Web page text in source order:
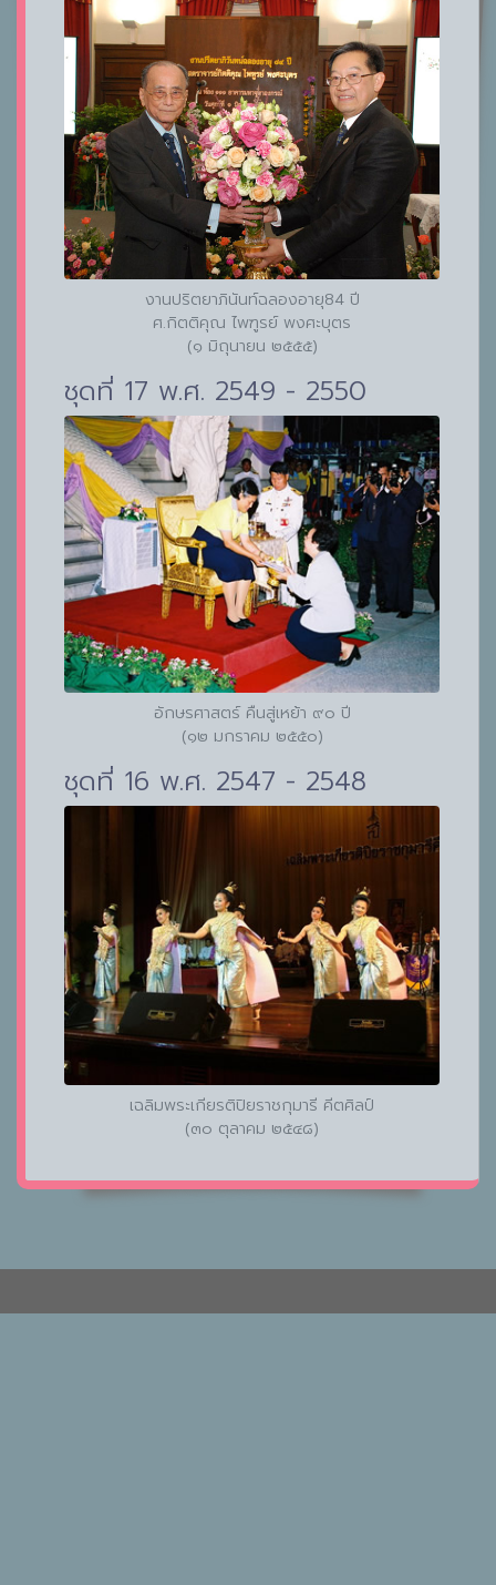
งานปริตยาภินันท์ฉลองอายุ84 ปี
ศ.กิตติคุณ ไพฑูรย์ พงศะบุตร
(๑ มิถุนายน ๒๕๕๕)
ชุดที่ 17 พ.ศ. 2549 - 2550
อักษรศาสตร์ คืนสู่เหย้า ๙๐ ปี
(๑๒ มกราคม ๒๕๕๐)
ชุดที่ 16 พ.ศ. 2547 - 2548
เฉลิมพระเกียรติปิยราชกุมารี คีตศิลป์
(๓๐ ตุลาคม ๒๕๔๘)